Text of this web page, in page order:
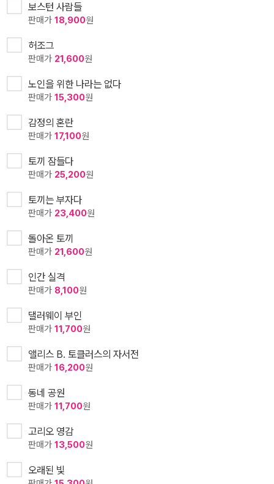
보스턴 사람들
판매가 18,900원
허조그
판매가 21,600원
노인을 위한 나라는 없다
판매가 15,300원
감정의 혼란
판매가 17,100원
토끼 잠들다
판매가 25,200원
토끼는 부자다
판매가 23,400원
돌아온 토끼
판매가 21,600원
인간 실격
판매가 8,100원
댈러웨이 부인
판매가 11,700원
앨리스 B. 토클러스의 자서전
판매가 16,200원
동네 공원
판매가 11,700원
고리오 영감
판매가 13,500원
오래된 빛